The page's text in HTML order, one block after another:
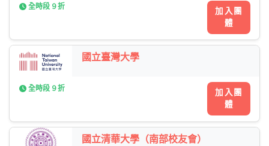
全時段 9 折
加入團
體
國立臺灣大學
全時段 9 折
加入團
體
國立清華大學（南部校友會）